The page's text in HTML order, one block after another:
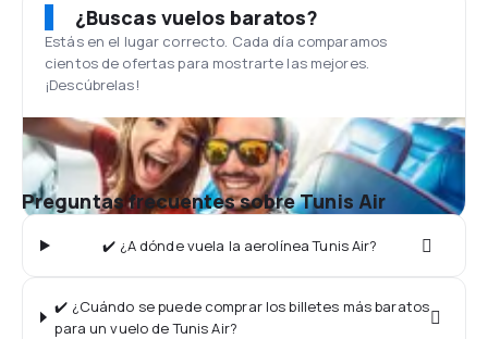
¿Buscas vuelos baratos?
Estás en el lugar correcto. Cada día comparamos
cientos de ofertas para mostrarte las mejores.
¡Descúbrelas!
Preguntas frecuentes sobre Tunis Air
✔️ ¿A dónde vuela la aerolínea Tunis Air?
✔️ ¿Cuándo se puede comprar los billetes más baratos
para un vuelo de Tunis Air?